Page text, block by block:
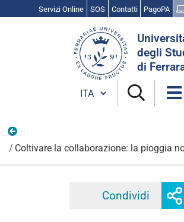
Servizi Online SOS Contatti PagoPA
degli
di
Cambia lingua
Coltivare la collaborazione: la pioggia
Condividi